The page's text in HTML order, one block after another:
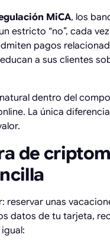
MiCA, los
estricto “no”, cada
pagos
a sus clientes
dentro del
La única
de
unas
datos de tu tarjeta,